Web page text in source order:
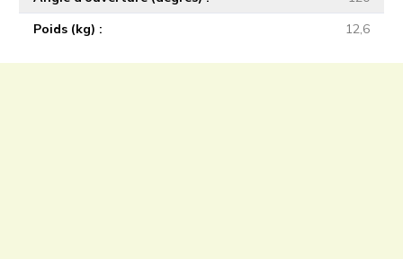
Poids (kg)
12,6